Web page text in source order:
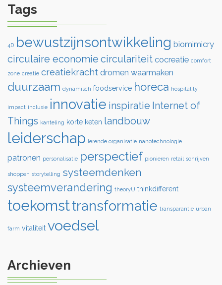
Tags
4D bewustzijnsontwikkeling biomimicry
circulaire economie circulariteit cocreatie comfort
zone creatie creatiekracht dromen waarmaken
duurzaam dynamisch foodservice horeca hospitality
impact inclusie innovatie inspiratie Internet of
Things kanteling korte keten landbouw
leiderschap lerende organisatie nanotechnologie
patronen personalisatie perspectief pionieren retail schrijven
shoppen storytelling systeemdenken
systeemverandering theoryU thinkdifferent
toekomsttransformatie transparantie urban
farm vitaliteit voedsel
Archieven